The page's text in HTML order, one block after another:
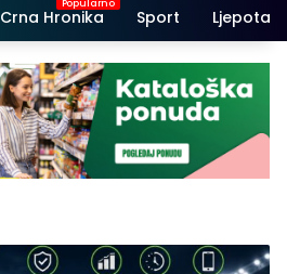
Crna Hronika Sport Ljepota i